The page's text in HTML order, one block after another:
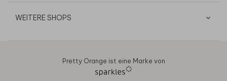
WEITERE SHOPS
Pretty Orange ist eine Marke von